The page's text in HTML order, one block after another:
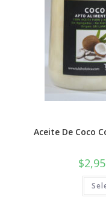
Aceite De Coco
$